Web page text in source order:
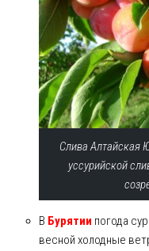
Слива Алтайская
уссурийской
В Бурятии погода
весной холодные